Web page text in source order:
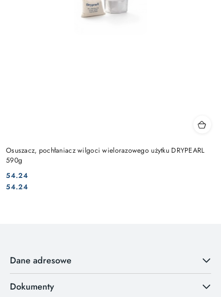
Osuszacz, pochłaniacz wilgoci wielorazowego użytku DRYPEARL
590g
Cena:
54.24
Cena:
54.24
Dane adresowe
Dokumenty